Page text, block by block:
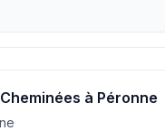
à Péronne